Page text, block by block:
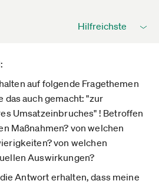
auf folgende Fragethemen
das auch gemacht: "zur
Umsatzeinbruches" ! Betroffen
Maßnahmen? von welchen
von welchen
Auswirkungen?
Antwort erhalten, dass meine